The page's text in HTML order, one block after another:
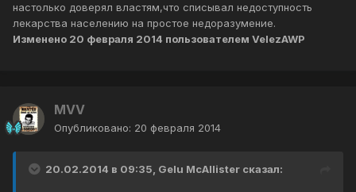
настолько доверял властям,что списывал недоступность
лекарства населению на простое недоразумение.
Изменено 20 февраля 2014 пользователем VelezAWP
MVV
Опубликовано: 20 февраля 2014
20.02.2014 в 09:35, Gelu McAllister сказал: